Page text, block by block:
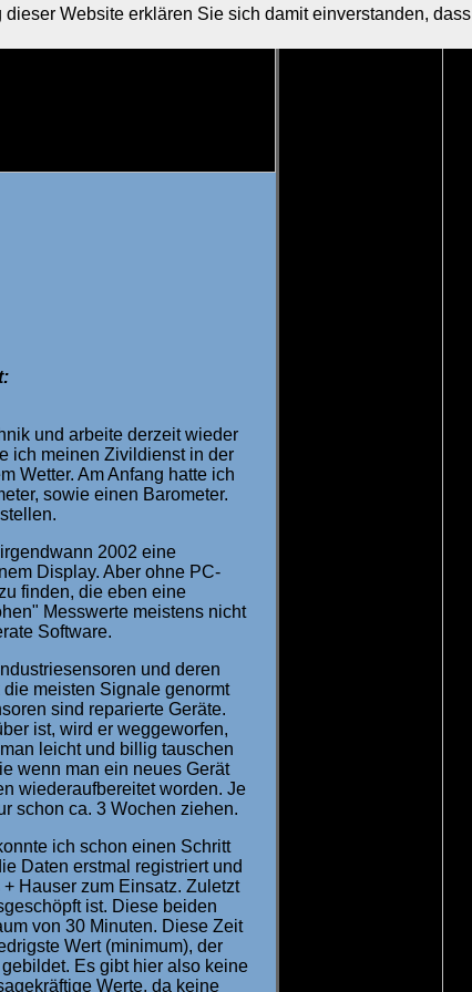
und arbeite derzeit wieder
ich meinen Zivildienst in der
Wetter. Am Anfang hatte ich
sowie einen Barometer.
2002 eine
Display. Aber ohne PC-
finden, die eben eine
Messwerte meistens nicht
Software.
und deren
meisten Signale genormt
sind reparierte Geräte.
ist, wird er weggeworfen,
leicht und billig tauschen
wenn man ein neues Gerät
wiederaufbereitet worden. Je
schon ca. 3 Wochen ziehen.
ich schon einen Schritt
Daten erstmal registriert und
Hauser zum Einsatz. Zuletzt
ist. Diese beiden
von 30 Minuten. Diese Zeit
Wert (minimum), der
Es gibt hier also keine
Werte, da keine
Website erklären Sie sich damit einverstanden, dass